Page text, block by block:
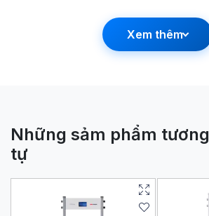
Xem thêm
Những sảm phẩm tương
tự